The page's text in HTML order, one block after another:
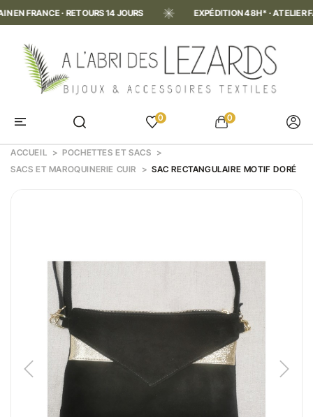
· RETOURS 14 JOURS EXPÉDITION 48H* · ATELIER FAIT
0 0
ACCUEIL
POCHETTES ET SACS
SACS ET MAROQUINERIE CUIR
SAC RECTANGULAIRE MOTIF DORÉ